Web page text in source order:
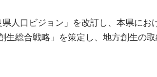
人口ビジョン」を改訂し、本県にお
総合戦略」を策定し、地方創生の取